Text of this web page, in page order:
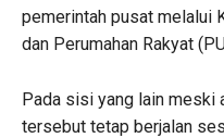
pemerintah pusat melalui
dan Perumahan Rakyat
Pada sisi yang lain meski
tersebut tetap berjalan